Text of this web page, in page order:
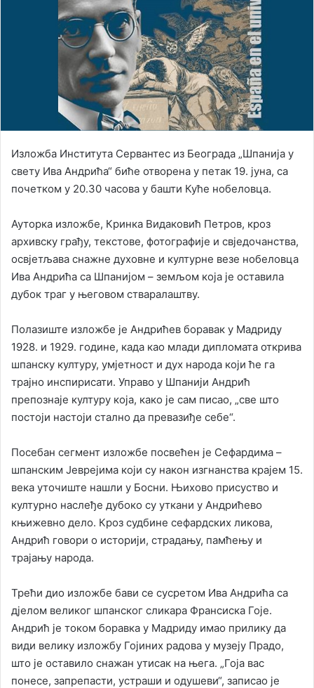
Изложба Института Сервантес из Београда „Шпанија у
свету Ива Андрића“ биће отворена у петак 19. јуна, са
почетком у 20.30 часова у башти Куће нобеловца.
Ауторка изложбе, Кринка Видаковић Петров, кроз
архивску грађу, текстове, фотографије и свједочанства,
освјетљава снажне духовне и културне везе нобеловца
Ива Андрића са Шпанијом – земљом која је оставила
дубок траг у његовом стваралаштву.
Полазиште изложбе је Андрићев боравак у Мадриду
1928. и 1929. године, када као млади дипломата открива
шпанску културу, умјетност и дух народа који ће га
трајно инспирисати. Управо у Шпанији Андрић
препознаје културу која, како је сам писао, „све што
постоји настоји стално да превазиђе себе“.
Посебан сегмент изложбе посвећен је Сефардима –
шпанским Јеврејима који су након изгнанства крајем 15.
века уточиште нашли у Босни. Њихово присуство и
културно наслеђе дубоко су уткани у Андрићево
књижевно дело. Кроз судбине сефардских ликова,
Андрић говори о историји, страдању, памћењу и
трајању народа.
Трећи дио изложбе бави се сусретом Ива Андрића са
дјелом великог шпанског сликара Франсиска Гоје.
Андрић је током боравка у Мадриду имао прилику да
види велику изложбу Гојиних радова у музеју Прадо,
што је оставило снажан утисак на њега. „Гоја вас
понесе, запрепасти, устраши и одушеви“, записао је